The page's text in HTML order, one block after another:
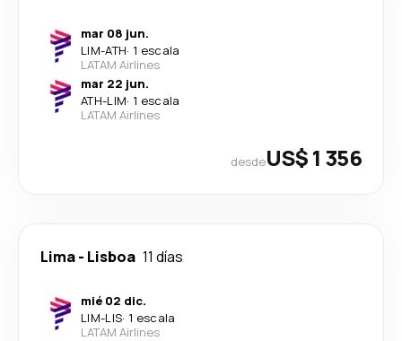
mar 08 jun.
LIM-ATH· 1 escala
LATAM Airlines
mar 22 jun.
ATH-LIM· 1 escala
LATAM Airlines
desdeUS$ 1 356
Lima- Lisboa 11 días
mié 02 dic.
LIM-LIS· 1 escala
LATAM Airlines